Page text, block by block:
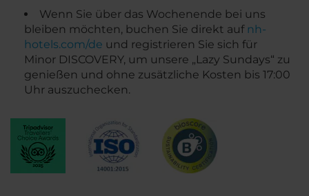
Wenn Sie über das Wochenende bei uns
bleiben möchten, buchen Sie direkt auf nh-
hotels.com/de und registrieren Sie sich für
Minor DISCOVERY, um unsere „Lazy Sundays“ zu
genießen und ohne zusätzliche Kosten bis 17:00
Uhr auszuchecken.